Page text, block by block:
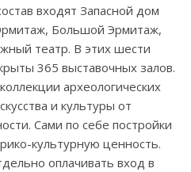
входят Запасной дом
Большой Эрмитаж,
театр. В этих шести
365 выставочных залов.
археологических
и культуры от
Сами по себе постройки
культурную ценность.
оплачивать вход в